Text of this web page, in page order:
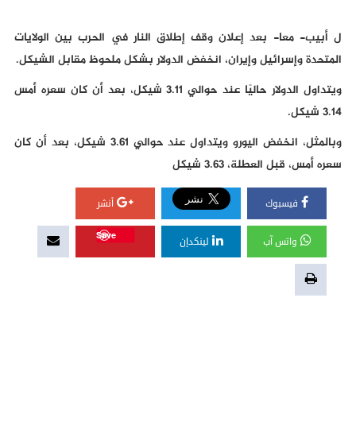
ل أبيب- معا- بعد إعلان وقف إطلاق النار في الحرب بين الولايات
المتحدة وإسرائيل وإيران، انخفض الدولار بشكل ملحوظ مقابل الشيكل.
ويتداول الدولار حاليًا عند حوالي 3.11 شيكل، بعد أن كان سعره أمس
3.14 شيكل.
وبالمثل، انخفض اليورو ويتداول عند حوالي 3.61 شيكل، بعد أن كان
سعره أمس، قبل العطلة، 3.63 شيكل
فيسبوك أنشر
واتس آب لينكدإن
Save